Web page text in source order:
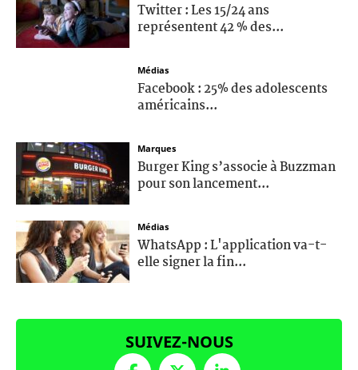
Twitter : Les 15/24 ans
représentent 42 % des...
Médias
Facebook : 25% des adolescents
américains...
Marques
Burger King s’associe à Buzzman
pour son lancement...
Médias
WhatsApp : L'application va-t-
elle signer la fin...
SUIVEZ-NOUS